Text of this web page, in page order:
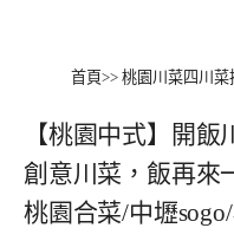
首頁>> 桃園川菜四川菜
【桃園中式】開
創意川菜，飯再來
桃園合菜/中壢